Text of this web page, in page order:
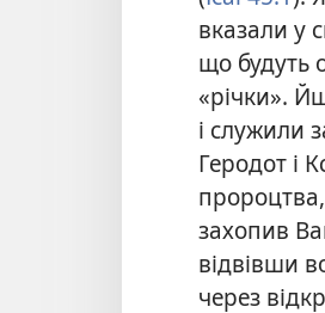
вказали у
що будуть
«річки».
і служили
Геродот і
захопив
відвівши
через